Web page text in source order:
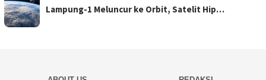
Lampung-1 Meluncur ke Orbit, Satelit Hip…